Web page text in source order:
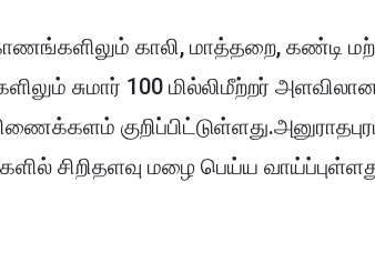
காலி, மாத்தறை, கண்டி
சுமார் 100 மில்லிமீற்றர்
சிறிதளவு மழை பெய்ய